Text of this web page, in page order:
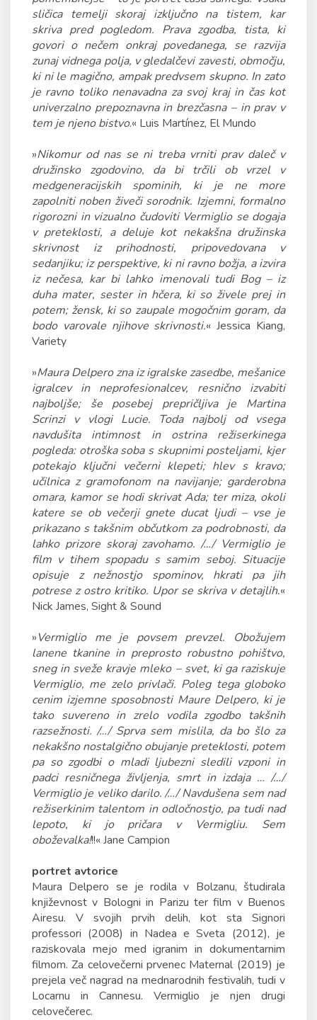
sličica temelji skoraj izključno na tistem, kar
skriva pred pogledom. Prava zgodba, tista, ki
govori o nečem onkraj povedanega, se razvija
zunaj vidnega polja, v gledalčevi zavesti, območju,
ki ni le magično, ampak predvsem skupno. In zato
je ravno toliko nenavadna za svoj kraj in čas kot
univerzalno prepoznavna in brezčasna – in prav v
tem je njeno bistvo.« Luis Martínez, El Mundo
»Nikomur od nas se ni treba vrniti prav daleč v
družinsko zgodovino, da bi trčili ob vrzel v
medgeneracijskih spominih, ki je ne more
zapolniti noben živeči sorodnik. Izjemni, formalno
rigorozni in vizualno čudoviti Vermiglio se dogaja
v preteklosti, a deluje kot nekakšna družinska
skrivnost iz prihodnosti, pripovedovana v
sedanjiku; iz perspektive, ki ni ravno božja, a izvira
iz nečesa, kar bi lahko imenovali tudi Bog – iz
duha mater, sester in hčera, ki so živele prej in
potem; žensk, ki so zaupale mogočnim goram, da
bodo varovale njihove skrivnosti.« Jessica Kiang,
Variety
»Maura Delpero zna iz igralske zasedbe, mešanice
igralcev in neprofesionalcev, resnično izvabiti
najboljše; še posebej prepričljiva je Martina
Scrinzi v vlogi Lucie. Toda najbolj od vsega
navdušita intimnost in ostrina režiserkinega
pogleda: otroška soba s skupnimi posteljami, kjer
potekajo ključni večerni klepeti; hlev s kravo;
učilnica z gramofonom na navijanje; garderobna
omara, kamor se hodi skrivat Ada; ter miza, okoli
katere se ob večerji gnete ducat ljudi – vse je
prikazano s takšnim občutkom za podrobnosti, da
lahko prizore skoraj zavohamo. /…/ Vermiglio je
film v tihem spopadu s samim seboj. Situacije
opisuje z nežnostjo spominov, hkrati pa jih
potrese z ostro kritiko. Upor se skriva v detajlih.«
Nick James, Sight & Sound
»Vermiglio me je povsem prevzel. Obožujem
lanene tkanine in preprosto robustno pohištvo,
sneg in sveže kravje mleko – svet, ki ga raziskuje
Vermiglio, me zelo privlači. Poleg tega globoko
cenim izjemne sposobnosti Maure Delpero, ki je
tako suvereno in zrelo vodila zgodbo takšnih
razsežnosti. /…/ Sprva sem mislila, da bo šlo za
nekakšno nostalgično obujanje preteklosti, potem
pa so zgodbi o mladi ljubezni sledili vzponi in
padci resničnega življenja, smrt in izdaja … /…/
Vermiglio je veliko darilo. /…/ Navdušena sem nad
režiserkinim talentom in odločnostjo, pa tudi nad
lepoto, ki jo pričara v Vermigliu. Sem
oboževalka!!!« Jane Campion
portret avtorice
Maura Delpero se je rodila v Bolzanu, študirala
književnost v Bologni in Parizu ter film v Buenos
Airesu. V svojih prvih delih, kot sta Signori
professori (2008) in Nadea e Sveta (2012), je
raziskovala mejo med igranim in dokumentarnim
filmom. Za celovečerni prvenec Maternal (2019) je
prejela več nagrad na mednarodnih festivalih, tudi v
Locarnu in Cannesu. Vermiglio je njen drugi
celovečerec.